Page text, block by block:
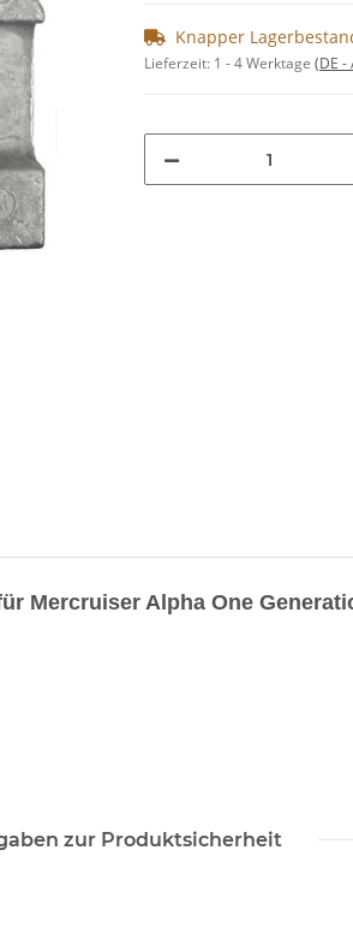
Knapper
Lieferzeit: 1 - 4 Werktage (DE -
Mercruiser Alpha One
zur Produktsicherheit